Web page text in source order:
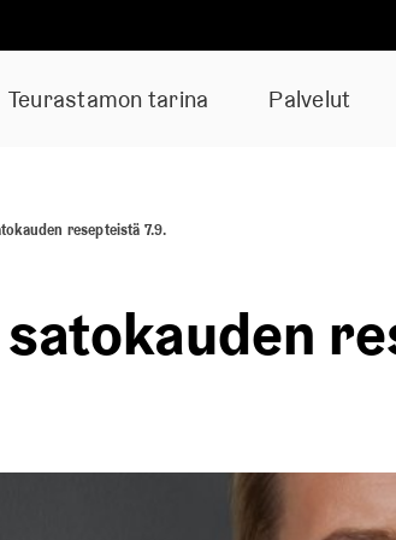
Teurastamon tarina Palvelut
resepteistä 7.9.